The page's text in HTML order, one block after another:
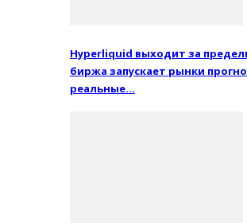
Hyperliquid выходит за
биржа запускает рынки
реальные…